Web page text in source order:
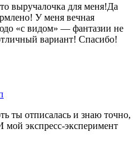
выручалочка для меня!Да
У меня вечная
«с видом» — фантазии не
вариант! Спасибо!
ты отписалась и знаю точно,
мой экспресс-эксперимент